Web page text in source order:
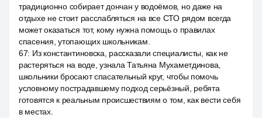
традиционно собирает дончан у водоёмов, но даже на
отдыхе не стоит расслабляться на все СТО рядом всегда
может оказаться тот, кому нужна помощь о правилах
спасения, утопающих школьникам.
67: Из константиновска, рассказали специалисты, как не
растеряться на воде, узнала Татьяна Мухаметдинова,
школьники бросают спасательный круг, чтобы помочь
условному пострадавшему подход серьёзный, ребята
готовятся к реальным происшествиям о том, как вести себя
в местах.